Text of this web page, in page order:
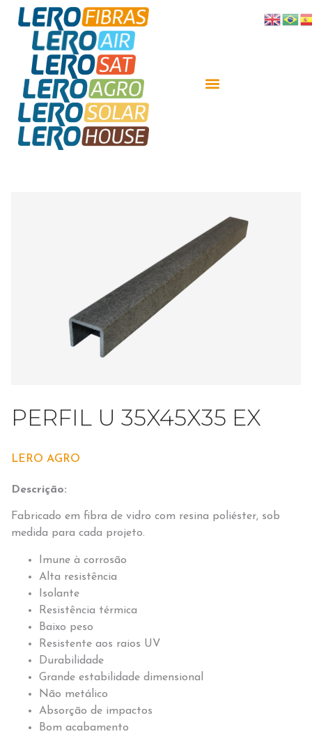
PERFIL U 35X45X35 EX
LERO AGRO
Descrição:
Fabricado em fibra de vidro com resina poliéster, sob
medida para cada projeto.
Imune à corrosão
Alta resistência
Isolante
Resistência térmica
Baixo peso
Resistente aos raios UV
Durabilidade
Grande estabilidade dimensional
Não metálico
Absorção de impactos
Bom acabamento